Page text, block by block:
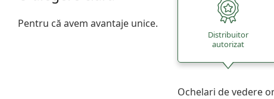
Pentru că avem avantaje unice.
Distribuitor
autorizat
Ochelari de vedere